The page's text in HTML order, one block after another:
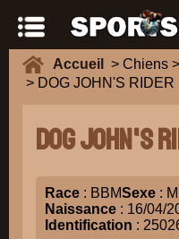
Accueil > Chiens >
> DOG JOHN'S RIDER
DOG JOHN'S
Race : BBMSexe : M
Naissance : 16/04/
Identification :